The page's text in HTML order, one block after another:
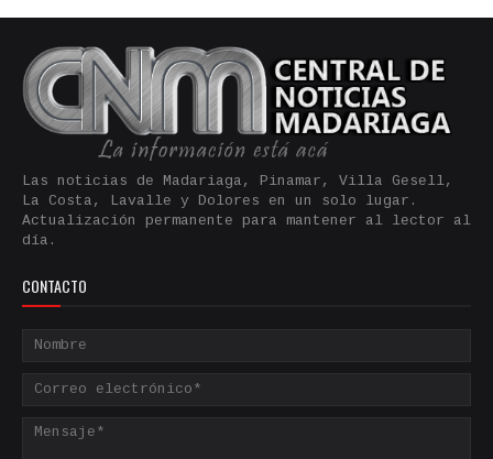
Las noticias de Madariaga, Pinamar, Villa Gesell,
La Costa, Lavalle y Dolores en un solo lugar.
Actualización permanente para mantener al lector al
día.
CONTACTO